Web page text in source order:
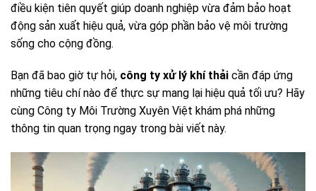
điều kiện tiên quyết giúp doanh nghiệp vừa đảm bảo hoạt
động sản xuất hiệu quả, vừa góp phần bảo vệ môi trường
sống cho cộng đồng.
Bạn đã bao giờ tự hỏi, công ty xử lý khí thải cần đáp ứng
những tiêu chí nào để thực sự mang lại hiệu quả tối ưu? Hãy
cùng Công ty Môi Trường Xuyên Việt khám phá những
thông tin quan trọng ngay trong bài viết này.